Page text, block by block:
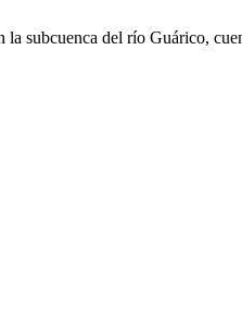
la subcuenca del río Guárico,